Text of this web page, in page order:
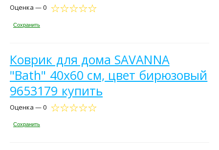
Оценка — 0
Сохранить
Коврик для дома SAVANNA
"Bath" 40х60 см, цвет бирюзовый
9653179 купить
Оценка — 0
Сохранить